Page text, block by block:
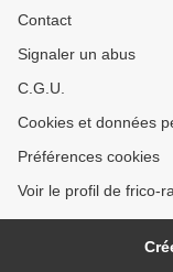
Contact
Signaler un abus
C.G.U.
Cookies et données
Préférences cookies
Voir le profil de frico-